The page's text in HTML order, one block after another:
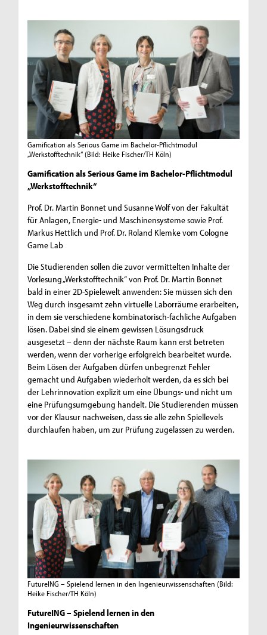
Gamification als Serious Game im Bachelor-Pflichtmodul
„Werkstofftechnik“ (Bild: Heike Fischer/TH Köln)
Gamification als Serious Game im Bachelor-Pflichtmodul
„Werkstofftechnik“
Prof. Dr. Martin Bonnet und Susanne Wolf von der Fakultät
für Anlagen, Energie- und Maschinensysteme sowie Prof.
Markus Hettlich und Prof. Dr. Roland Klemke vom Cologne
Game Lab
Die Studierenden sollen die zuvor vermittelten Inhalte der
Vorlesung „Werkstofftechnik“ von Prof. Dr. Martin Bonnet
bald in einer 2D-Spielewelt anwenden: Sie müssen sich den
Weg durch insgesamt zehn virtuelle Laborräume erarbeiten,
in dem sie verschiedene kombinatorisch-fachliche Aufgaben
lösen. Dabei sind sie einem gewissen Lösungsdruck
ausgesetzt – denn der nächste Raum kann erst betreten
werden, wenn der vorherige erfolgreich bearbeitet wurde.
Beim Lösen der Aufgaben dürfen unbegrenzt Fehler
gemacht und Aufgaben wiederholt werden, da es sich bei
der Lehrinnovation explizit um eine Übungs- und nicht um
eine Prüfungsumgebung handelt. Die Studierenden müssen
vor der Klausur nachweisen, dass sie alle zehn Spiellevels
durchlaufen haben, um zur Prüfung zugelassen zu werden.
FutureING – Spielend lernen in den Ingenieurwissenschaften (Bild:
Heike Fischer/TH Köln)
FutureING – Spielend lernen in den
Ingenieurwissenschaften